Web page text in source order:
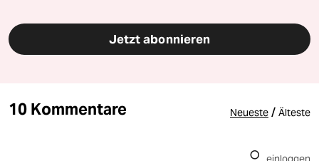
Jetzt abonnieren
10 Kommentare Neueste / Älteste